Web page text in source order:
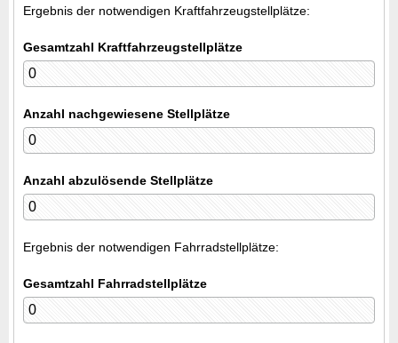
Ergebnis der notwendigen Kraftfahrzeugstellplätze:
Gesamtzahl Kraftfahrzeugstellplätze
Anzahl nachgewiesene Stellplätze
Anzahl abzulösende Stellplätze
Ergebnis der notwendigen Fahrradstellplätze:
Gesamtzahl Fahrradstellplätze